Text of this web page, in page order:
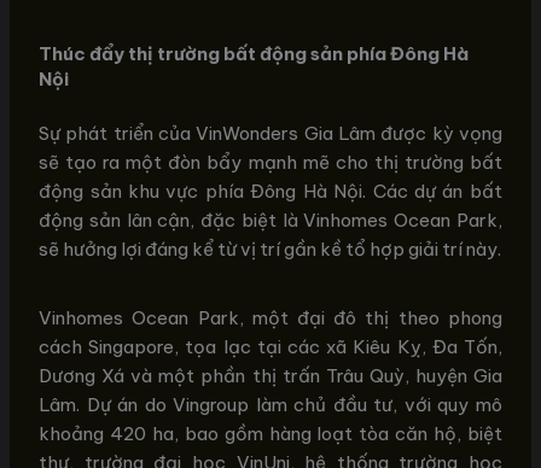
Thúc đẩy thị trường bất động sản phía Đông Hà
Nội
Sự phát triển của VinWonders Gia Lâm được kỳ vọng
sẽ tạo ra một đòn bẩy mạnh mẽ cho thị trường bất
động sản khu vực phía Đông Hà Nội. Các dự án bất
động sản lân cận, đặc biệt là Vinhomes Ocean Park,
sẽ hưởng lợi đáng kể từ vị trí gần kề tổ hợp giải trí này.
Vinhomes Ocean Park, một đại đô thị theo phong
cách Singapore, tọa lạc tại các xã Kiêu Kỵ, Đa Tốn,
Dương Xá và một phần thị trấn Trâu Quỳ, huyện Gia
Lâm. Dự án do Vingroup làm chủ đầu tư, với quy mô
khoảng 420 ha, bao gồm hàng loạt tòa căn hộ, biệt
thự, trường đại học VinUni, hệ thống trường học